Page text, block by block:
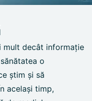
mult decât informație
o
știm și să
același timp,